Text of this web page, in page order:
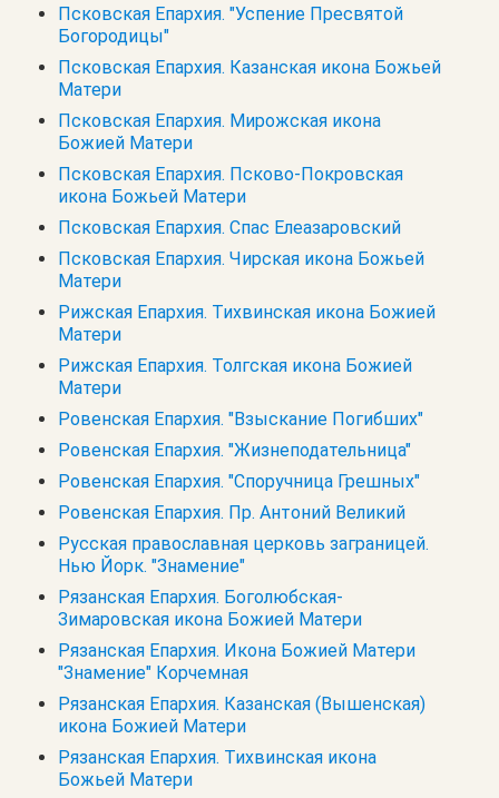
Псковская Епархия. "Успение Пресвятой
Богородицы"
Псковская Епархия. Казанская икона Божьей
Матери
Псковская Епархия. Мирожская икона
Божией Матери
Псковская Епархия. Псково-Покровская
икона Божьей Матери
Псковская Епархия. Спас Елеазаровский
Псковская Епархия. Чирская икона Божьей
Матери
Рижская Епархия. Тихвинская икона Божией
Матери
Рижская Епархия. Толгская икона Божией
Матери
Ровенская Епархия. "Взыскание Погибших"
Ровенская Епархия. "Жизнеподательница"
Ровенская Епархия. "Споручница Грешных"
Ровенская Епархия. Пр. Антоний Великий
Русская православная церковь заграницей.
Нью Йорк. "Знамение"
Рязанская Епархия. Боголюбская-
Зимаровская икона Божией Матери
Рязанская Епархия. Икона Божией Матери
"Знамение" Корчемная
Рязанская Епархия. Казанская (Вышенская)
икона Божией Матери
Рязанская Епархия. Тихвинская икона
Божьей Матери